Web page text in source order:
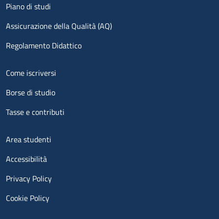
Piano di studi
Assicurazione della Qualità (AQ)
Regolamento Didattico
Menu footer 2
Come iscriversi
Borse di studio
Tasse e contributi
Menu footer 3
Area studenti
Accessibilità
Privacy Policy
Cookie Policy